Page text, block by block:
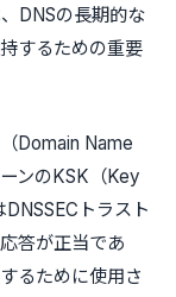
DNSの長期的な
するための重要
Domain Name
ンのKSK（Key
トラスト
答が正当であ
るために使用さ